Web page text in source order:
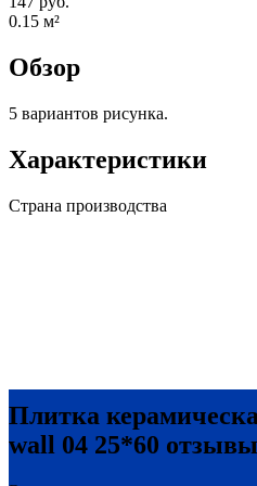
0.15 м²
Обзор
5 вариантов рисунка.
Характеристики
Страна производства
Плитка
wall 04 25*60 отзывы